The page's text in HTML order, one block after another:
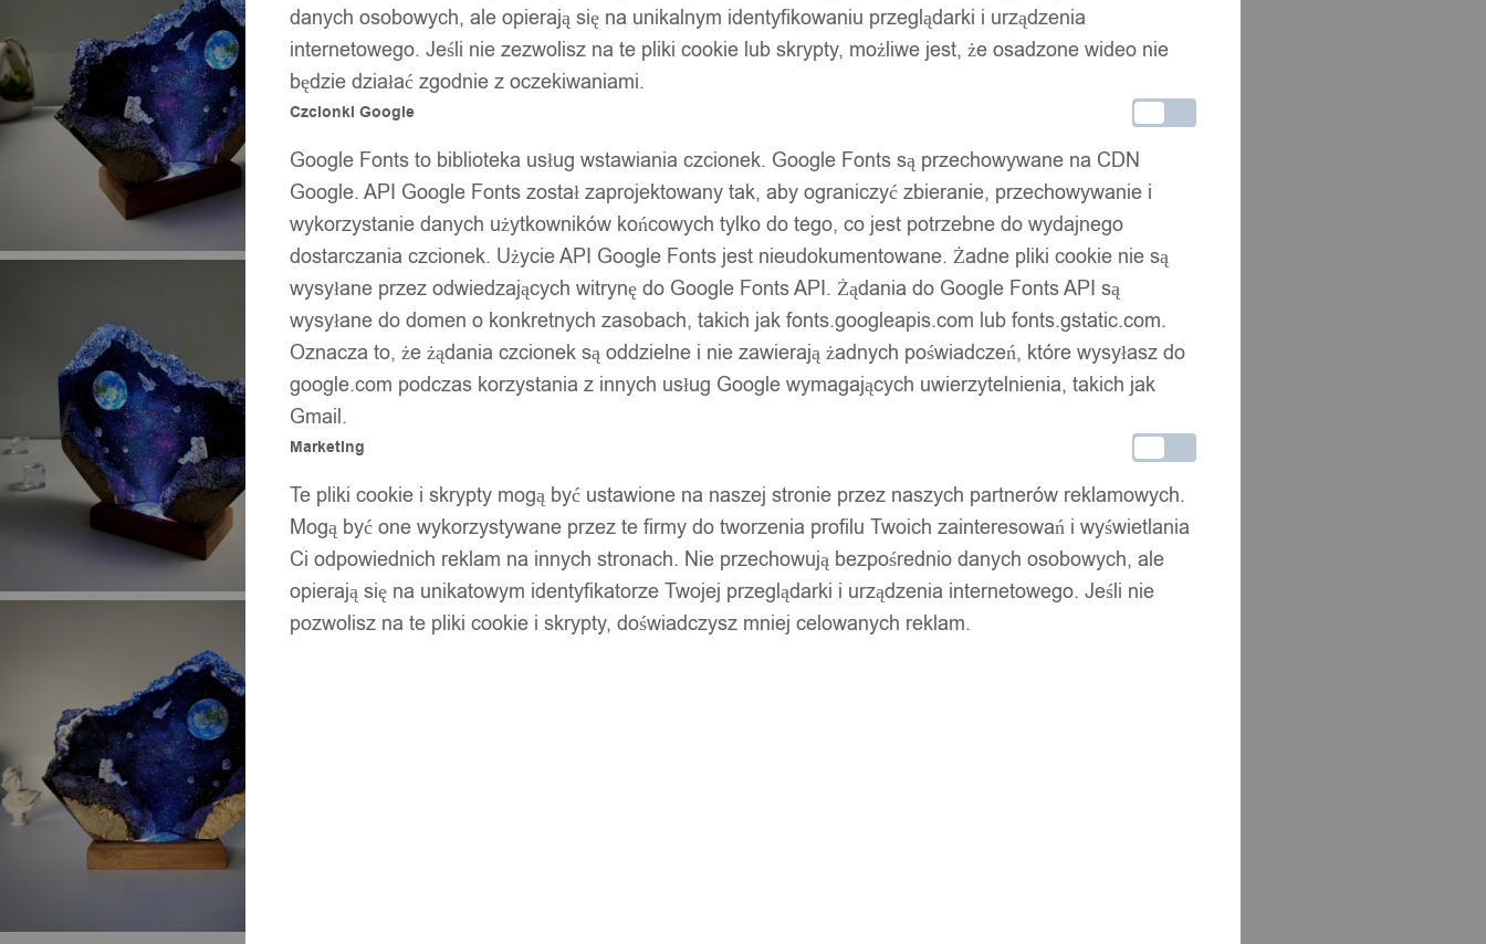
danych osobowych, ale opierają się na unikalnym identyfikowaniu przeglądarki i urządzenia
internetowego. Jeśli nie zezwolisz na te pliki cookie lub skrypty, możliwe jest, że osadzone wideo nie
będzie działać zgodnie z oczekiwaniami.
Czcionki Google
Google Fonts to biblioteka usług wstawiania czcionek. Google Fonts są przechowywane na CDN
Google. API Google Fonts został zaprojektowany tak, aby ograniczyć zbieranie, przechowywanie i
wykorzystanie danych użytkowników końcowych tylko do tego, co jest potrzebne do wydajnego
dostarczania czcionek. Użycie API Google Fonts jest nieudokumentowane. Żadne pliki cookie nie są
wysyłane przez odwiedzających witrynę do Google Fonts API. Żądania do Google Fonts API są
wysyłane do domen o konkretnych zasobach, takich jak fonts.googleapis.com lub fonts.gstatic.com.
Oznacza to, że żądania czcionek są oddzielne i nie zawierają żadnych poświadczeń, które wysyłasz do
google.com podczas korzystania z innych usług Google wymagających uwierzytelnienia, takich jak
Gmail.
Marketing
Te pliki cookie i skrypty mogą być ustawione na naszej stronie przez naszych partnerów reklamowych.
Mogą być one wykorzystywane przez te firmy do tworzenia profilu Twoich zainteresowań i wyświetlania
Ci odpowiednich reklam na innych stronach. Nie przechowują bezpośrednio danych osobowych, ale
opierają się na unikatowym identyfikatorze Twojej przeglądarki i urządzenia internetowego. Jeśli nie
pozwolisz na te pliki cookie i skrypty, doświadczysz mniej celowanych reklam.